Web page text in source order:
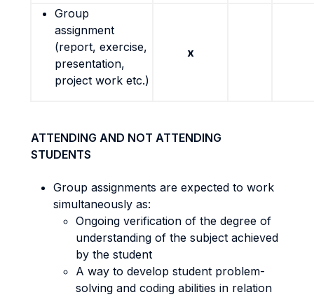
Group
assignment
(report, exercise,
presentation,
project work etc.)
x
ATTENDING AND NOT ATTENDING
STUDENTS
Group assignments are expected to work
simultaneously as:
Ongoing verification of the degree of
understanding of the subject achieved
by the student
A way to develop student problem-
solving and coding abilities in relation